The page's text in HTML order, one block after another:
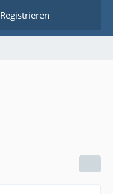
Registrieren